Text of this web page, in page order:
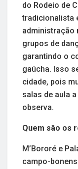
do Rodeio de
tradicionalista
administração
grupos de
garantindo o
gaúcha. Isso
cidade, pois
salas de aula
observa.
Quem são os
M’Bororé e
campo-